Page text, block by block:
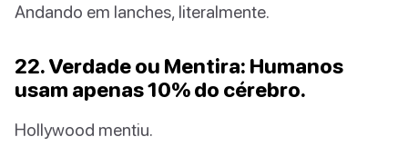
Andando em lanches, literalmente.
22. Verdade ou Mentira: Humanos
usam apenas 10% do cérebro.
Hollywood mentiu.